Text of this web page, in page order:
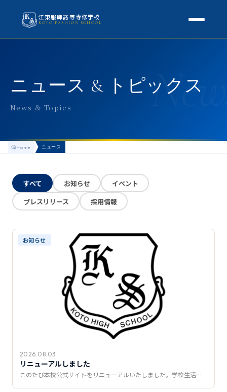
江東服飾高等専修学校
KOTO FASHION SCHOOL
アクセス
よくある質問
スクールライフ
生徒の1日
KOTO COLLECTION
卒業生インタビュー
募集要項
学費・助成金
推薦制度
転入学・編入学
オープンキャンパス
ニュース & トピックス
News & Topics
Home ニュース
すべて お知らせ
イベント
プレスリリース
採用情報
お知らせ
2026.08.03
リニューアルしました
このたび本校公式サイトをリニューアルいたしました。学校生活…